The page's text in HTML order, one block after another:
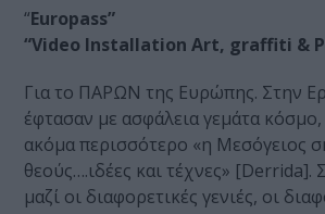
“Europass”
“Video Installation Art, graffiti &
Για το ΠΑΡΩΝ της Ευρώπης. Στην
έφτασαν με ασφάλεια γεμάτα
ακόμα περισσότερο «η Μεσόγειος
θεούς….ιδέες και τέχνες»
μαζί οι διαφορετικές γενιές, οι